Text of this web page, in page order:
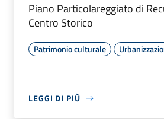
Piano Particolareggiato di
Centro Storico
Patrimonio culturale
LEGGI DI PIÙ